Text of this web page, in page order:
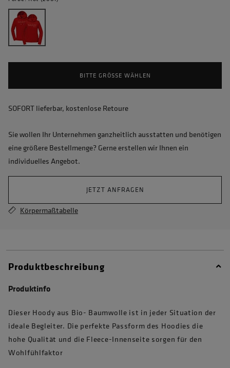
BITTE GRÖSSE WÄHLEN
SOFORT lieferbar, kostenlose Retoure
Sie wollen Ihr Unternehmen ganzheitlich ausstatten und benötigen
eine größere Bestellmenge? Gerne erstellen wir Ihnen ein
individuelles Angebot.
JETZT ANFRAGEN
Körpermaßtabelle
Produktbeschreibung
Produktinfo
Dieser Hoody aus Bio- Baumwolle ist in jeder Situation der
ideale Begleiter. Die perfekte Passform des Hoodies die
hohe Qualität und die Fleece-Innenseite sorgen für den
Wohlfühlfaktor